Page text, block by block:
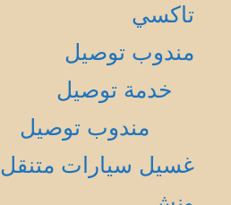
تاكسي
مندوب توصيل
خدمة توصيل
مندوب توصيل
غسيل سيارات متنقل